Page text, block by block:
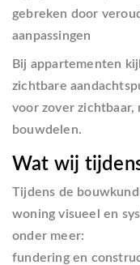
gebreken door
aanpassingen
Bij appartementen
zichtbare
voor zover zichtbaar,
bouwdelen.
Wat wij
Tijdens de
woning visueel en
onder meer:
fundering en